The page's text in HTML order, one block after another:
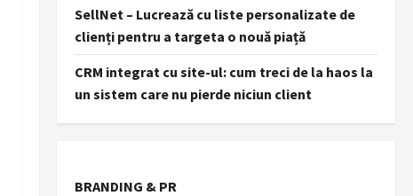
SellNet – Lucrează cu liste personalizate de
clienți pentru a targeta o nouă piață
CRM integrat cu site-ul: cum treci de la haos la
un sistem care nu pierde niciun client
BRANDING & PR